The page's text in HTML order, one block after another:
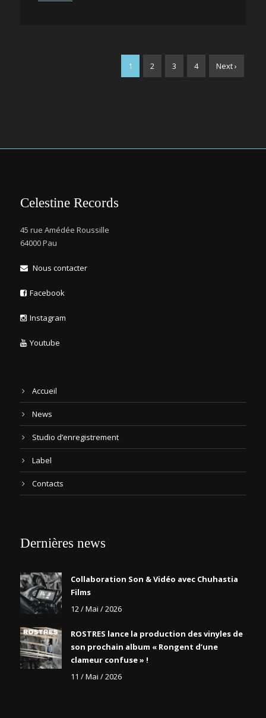
1 2 3 4 Next ›
Celestine Records
45 rue Amédée Roussille
64000 Pau
Nous contacter
Facebook
Instagram
Youtube
Accueil
News
Studio d’enregistrement
Label
Contacts
Dernières news
Collaboration Son & Vidéo avec Chuhastia
Films
12 / Mai / 2026
ROSTRES lance la production des vinyles de
son prochain album « Rongent d’une
clameur confuse » !
11 / Mai / 2026